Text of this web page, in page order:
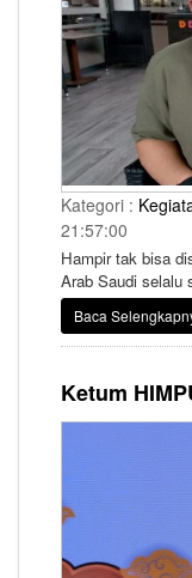
Kategori :
21:57:00
Hampir tak bisa
Arab Saudi selalu
regulasi
khusus.
Baca